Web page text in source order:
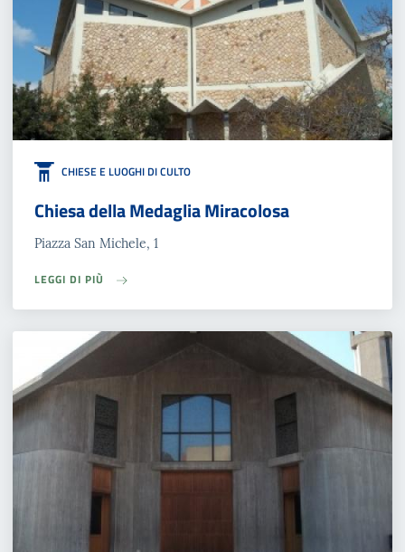
CHIESE E LUOGHI DI CULTO
Chiesa della Medaglia Miracolosa
Piazza San Michele, 1
LEGGI DI PIÙ